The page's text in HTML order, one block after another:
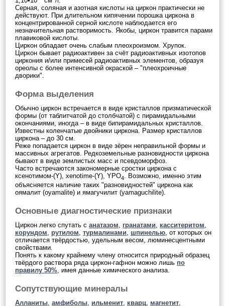
Серная, соляная и азотная кислоты на циркон практически не
действуют. При длительном кипячении порошка циркона в
концентрированной серной кислоте наблюдается его
незначительная растворимость. Якобы, циркон травится парами
плавиковой кислоты.
Циркон обладает очень слабым плеохроизмом. Хрупок.
Циркон бывает радиоактивен за счёт радиоактивных изотопов
циркония и/или примесей радиоактивных элементов, образуя
ореолы с более интенсивной окраской – "плеохроичные
дворики".
Форма выделения
Обычно циркон встречается в виде кристаллов призматической
формы (от таблитчатой до столбчатой) с пирамидальными
окончаниями, иногда – в виде бипирамидальных кристаллов.
Известны коленчатые двойники циркона. Размер кристаллов
циркона – до 30 см.
Реже попадается циркон в виде зёрен неправильной формы и
массивных агрегатов. Редкоземельные разновидности циркона
бывают в виде землистых масс и псевдоморфоз.
Часто встречаются закономерные сростки циркона с
ксенотимом-(Y), xenotime-(Y), YPO4
. Возможно, именно этим
объясняется наличие таких "разновидностей" циркона как
оямалит (oyamalite) и ямагучилит (yamaguchilite).
Основные диагностические признаки
Циркон легко спутать с анатазом гранатами касситеритом
корундом рутилом турмалинами шпинелью , от которых он
отличается твёрдостью, удельным весом, люминесцентными
свойствами.
Понять к какому крайнему члену относится природный образец
твёрдого раствора ряда циркон-гафнон можно лишь по
правилу 50% , имея данные химического анализа.
Сопутствующие минералы
Алланиты амфиболы ильменит кварц магнетит